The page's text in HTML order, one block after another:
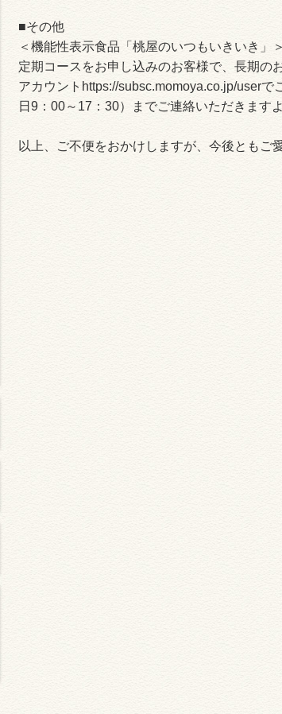
■その他
＜機能性表示食品「桃屋のいつもいきいき」＞
定期コースをお申し込みのお客様で、長期の
アカウントhttps://subsc.momoya.co.jp/user
日9：00～17：30）までご連絡いただきます
以上、ご不便をおかけしますが、今後ともご